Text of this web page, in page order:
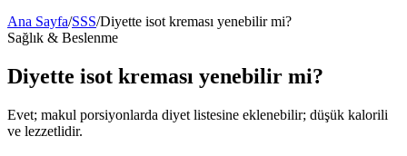
Ana Sayfa/SSS/Diyette isot kreması yenebilir mi?
Sağlık & Beslenme
Diyette isot kreması yenebilir mi?
Evet; makul porsiyonlarda diyet listesine eklenebilir; düşük kalorili
ve lezzetlidir.